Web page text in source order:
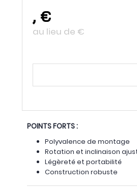
, €
au lieu de €
POINTS FORTS :
Polyvalence de montage
Rotation et inclinaison
Légèreté et portabilité
Construction robuste